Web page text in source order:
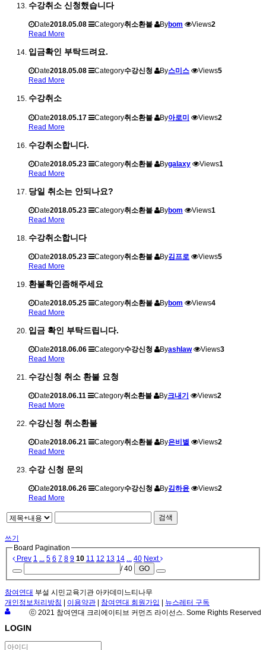
수강취소 신청했습니다
Date2018.05.08 Category취소환불 Bybom Views2
Read More
입금확인 부탁드려요.
Date2018.05.08 Category수강신청 By스미스 Views5
Read More
수강취소
Date2018.05.17 Category취소환불 By아로미 Views2
Read More
수강취소합니다.
Date2018.05.23 Category취소환불 Bygalaxy Views1
Read More
당일 취소는 안되나요?
Date2018.05.23 Category취소환불 Bybom Views1
Read More
수강취소합니다
Date2018.05.23 Category취소환불 By김프로 Views5
Read More
환불확인좀해주세요
Date2018.05.25 Category취소환불 Bybom Views4
Read More
입금 확인 부탁드립니다.
Date2018.06.06 Category수강신청 Byashlaw Views3
Read More
수강신청 취소 환불 요청
Date2018.06.11 Category취소환불 By크내기 Views2
Read More
수강신청 취소환불
Date2018.06.21 Category취소환불 By은비별 Views2
Read More
수강 신청 문의
Date2018.06.26 Category수강신청 By김하윤 Views2
Read More
검색
쓰기
Board Pagination
Prev 1 ... 5 6 7 8 9 10 11 12 13 14 ... 40 Next
/ 40
GO
참여연대 부설 시민교육기관 아카데미느티나무
개인정보처리방침 | 이용약관 | 참여연대 회원가입 | 뉴스레터 구독
ⓒ 2021 참여연대 크리에이티브 커먼즈 라이선스. Some Rights Reserved
LOGIN